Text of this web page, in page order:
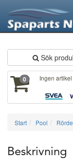
Sök
0
Ingen
Start Pool
Beskrivning